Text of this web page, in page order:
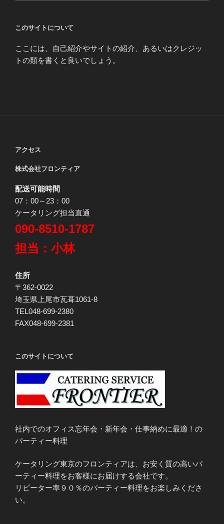
このサイトについて
ここには、自己紹介やサイトの紹介、あるいはクレジッ
トの類を書くと良いでしょう。
アクセス
株式会社フロンティア
配送可能時間
07：00～23：00
ケータリング担当直通
090-8510-1787
担当：小林
住所
〒362-0022
埼玉県上尾市瓦葺1061-8
TEL048-699-2380
FAX048-699-2381
このサイトについて
社内でのオフィス忘年会・新年会・仕事納めに最適！の
パーティー料理
ケータリング東京のフロンティアは、お安く質の高いパ
ーティー料理をお客様にお届けする会社です。
リピーター率９０％のパーティー料理をお楽しみくださ
い。